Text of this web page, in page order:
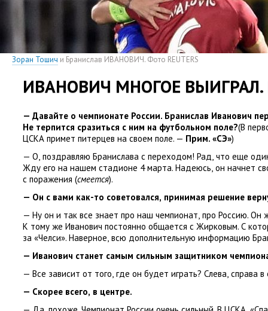
Зоран Тошич и Бранислав ИВАНОВИЧ. Фото REUTERS
ИВАНОВИЧ МНОГОЕ
— Давайте о чемпионате России. Бранислав Иванович
Не терпится сразиться с ним на футбольном поле?(В
ЦСКА примет питерцев на своем поле. — Прим. «СЭ»)
— О, поздравляю Бранислава с переходом! Рад, что еще
Жду его на нашем стадионе 4 марта. Надеюсь, он начнет
с поражения (смеется).
— Он с вами как-то советовался, принимая решение
— Ну он и так все знает про наш чемпионат, про Россию. Он
К тому же Иванович постоянно общается с Жирковым. С
за «Челси». Наверное, всю дополнительную информацию
— Иванович станет самым сильным защитником
— Все зависит от того, где он будет играть? Слева, справа
— Скорее всего, в центре.